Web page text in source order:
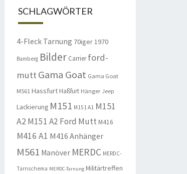
SCHLAGWÖRTER
4-Fleck Tarnung 70iger1970
Bamberg Bilder Carrier ford-
mutt Gama Goat Gama Goat
M561 Hassfurt Haßfurt Hänger Jeep
Lackierung M151 M151 A1 M151
A2 M151 A2 Ford Mutt M416
M416 A1 M416 Anhänger
M561 Manöver MERDC MERDC-
Tarnschema MERDC-Tarnung Militärtreffen